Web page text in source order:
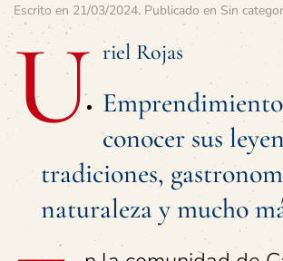
Escrito en 21/03/2024. Publicado en Sin
U riel Rojas
conocer sus
tradiciones,
naturaleza y mucho